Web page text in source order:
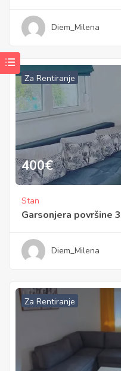
Diem_Milena
Za Rentiranje
400€
Stan
Garsonjera površine
Diem_Milena
Za Rentiranje